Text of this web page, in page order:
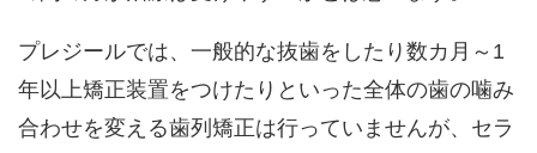
プレジールでは、一般的な抜歯をしたり数カ月～1
年以上矯正装置をつけたりといった全体の歯の噛み
合わせを変える歯列矯正は行っていませんが、セラ